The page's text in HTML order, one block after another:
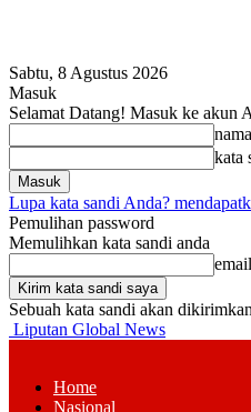
Sabtu, 8 Agustus 2026
Masuk
Selamat Datang! Masuk ke akun
kata
Lupa kata sandi Anda?
Pemulihan password
Memulihkan kata sandi anda
Sebuah kata sandi akan
Liputan Global News
Home
Nasional